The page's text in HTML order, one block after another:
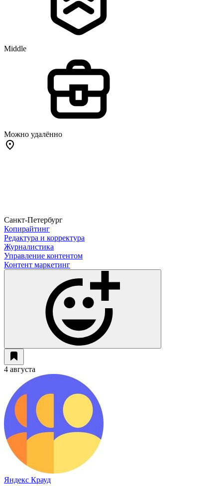
Middle
Можно удалённо
Санкт-Петербург
Копирайтинг
Редактура и корректура
Журналистика
Управление контентом
Контент маркетинг
4 августа
Яндекс Крауд